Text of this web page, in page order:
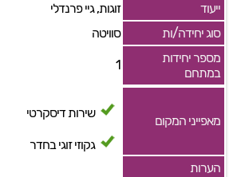
ייעוד
זוגות, גיי פרנדלי
סוג יחידה/ות
סוויטה
מספר יחידות
במתחם
1
מאפייני המקום
שירות דיסקרטי
גקוזי זוגי בחדר
הערות